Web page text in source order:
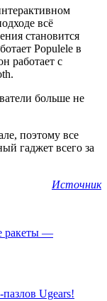
всё
становится
Populele в
работает с
поэтому все
гаджет всего за
Источник
ракеты —
Ugears!